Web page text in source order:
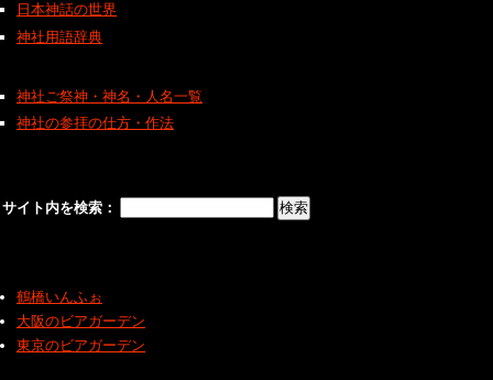
日本神話の世界
神社用語辞典
神社ご祭神・神名・人名一覧
神社の参拝の仕方・作法
サイト内を検索：
鶴橋いんふぉ
大阪のビアガーデン
東京のビアガーデン